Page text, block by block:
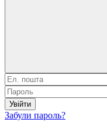
Увійти
Забули пароль?